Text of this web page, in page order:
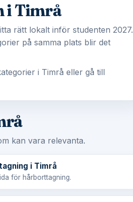
i Timrå
rätt lokalt inför studenten 2027.
på samma plats blir det
i Timrå eller gå till
kan vara relevanta.
i Timrå
för hårborttagning.